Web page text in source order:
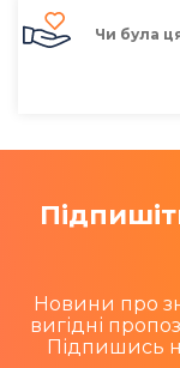
Чи була
Новини про
вигідні
Підпишись